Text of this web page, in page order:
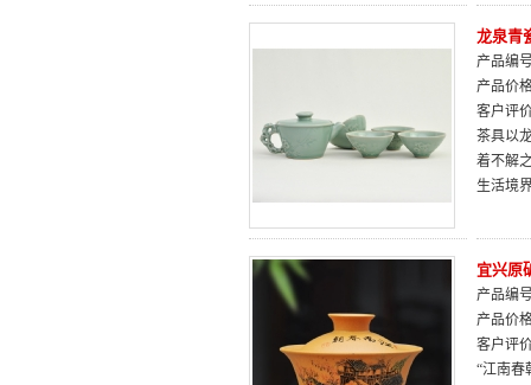
龙泉青
产品编
产品价
客户评
茶具以
着不解
生活境
宜兴原
产品编
产品价
客户评
“江南春